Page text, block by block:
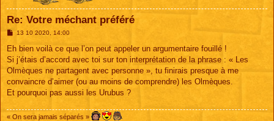
Re: Votre méchant préféré
M
s
g
13 10 2020, 14:00
Eh bien voilà ce que l’on peut appeler un argumentaire fouillé !
Si j’étais d’accord avec toi sur ton interprétation de la phrase : « Les
Olmèques ne partagent avec personne », tu finirais presque à me
convaincre d’aimer (ou au moins de comprendre) les Olmèques.
Et pourquoi pas aussi les Urubus ?
« On sera jamais séparés »